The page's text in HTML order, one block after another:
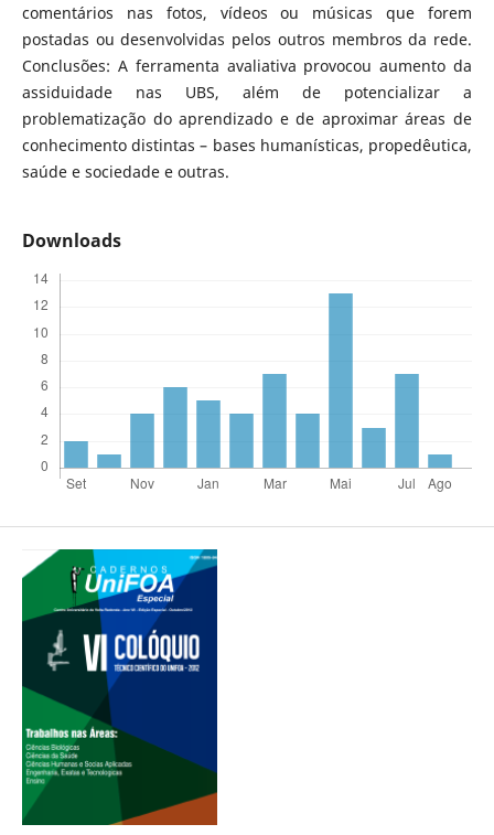
comentários nas fotos, vídeos ou músicas que forem
postadas ou desenvolvidas pelos outros membros da rede.
Conclusões: A ferramenta avaliativa provocou aumento da
assiduidade nas UBS, além de potencializar a
problematização do aprendizado e de aproximar áreas de
conhecimento distintas – bases humanísticas, propedêutica,
saúde e sociedade e outras.
Downloads